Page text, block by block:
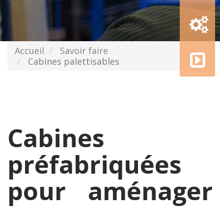
Accueil
Savoir faire
Cabines palettisables
Cabines
préfabriquées
pour aménager
3D
academy